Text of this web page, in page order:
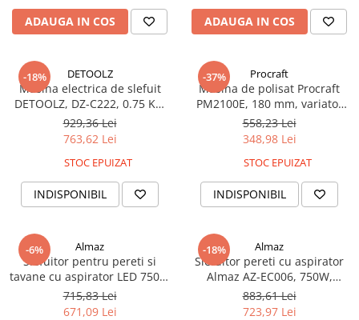
ADAUGA IN COS ADAUGA IN COS
-18% DETOOLZ
Masina electrica de slefuit
DETOOLZ, DZ-C222, 0.75 KW
100 RPM disc 410 MM, pentru
beton umed
929,36 Lei
763,62 Lei
STOC EPUIZAT
INDISPONIBIL
-37% Procraft
Masina de polisat Procraft
PM2100E, 180 mm, variator
3300 rpm, 2.1 kW, LCD display
558,23 Lei
348,98 Lei
STOC EPUIZAT
INDISPONIBIL
-6% Almaz
Slefuitor pentru pereti si
tavane cu aspirator LED 750W
Ø225mm, Almaz AZ-EC001
715,83 Lei
671,09 Lei
-18% Almaz
Slefuitor pereti cu aspirator
Almaz AZ-EC006, 750W,
1600RPM, pliabil si extensibil
883,61 Lei
723,97 Lei